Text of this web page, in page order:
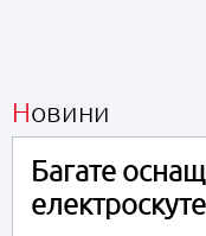
Новини
Багате